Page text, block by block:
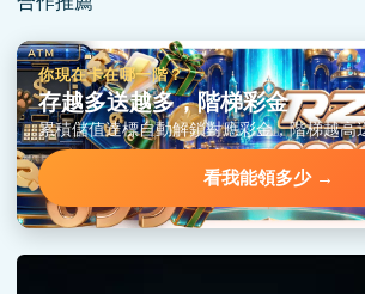
你現在卡在哪一階？
存越多送越多，階梯彩金
累積儲值達標自動解鎖對應彩金，階梯越高
看我能領多少 →